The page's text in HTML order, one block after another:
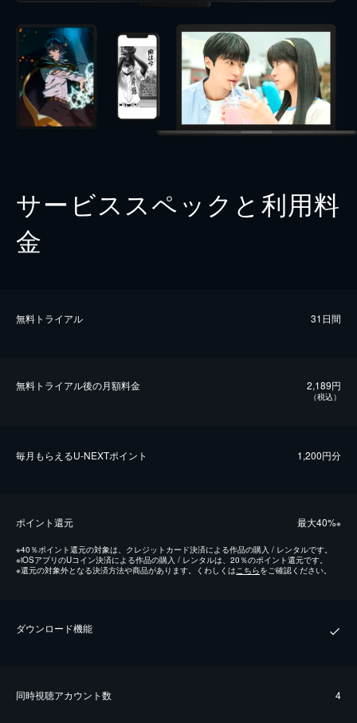
サービススペックと利用料
金
無料トライアル 31日間
無料トライアル後の⽉額料金 2,189円
（税込）
毎⽉もらえるU-NEXTポイント 1,200円分
ポイント還元 最⼤40%※
※40％ポイント還元の対象は、クレジットカード決済による作品の購入 / レンタルです。
※iOSアプリのUコイン決済による作品の購入 / レンタルは、20％のポイント還元です。
※還元の対象外となる決済方法や商品があります。くわしくはこちらをご確認ください。
ダウンロード機能
同時視聴アカウント数 4